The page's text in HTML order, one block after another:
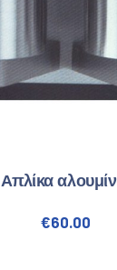
Απλίκα
€60.00